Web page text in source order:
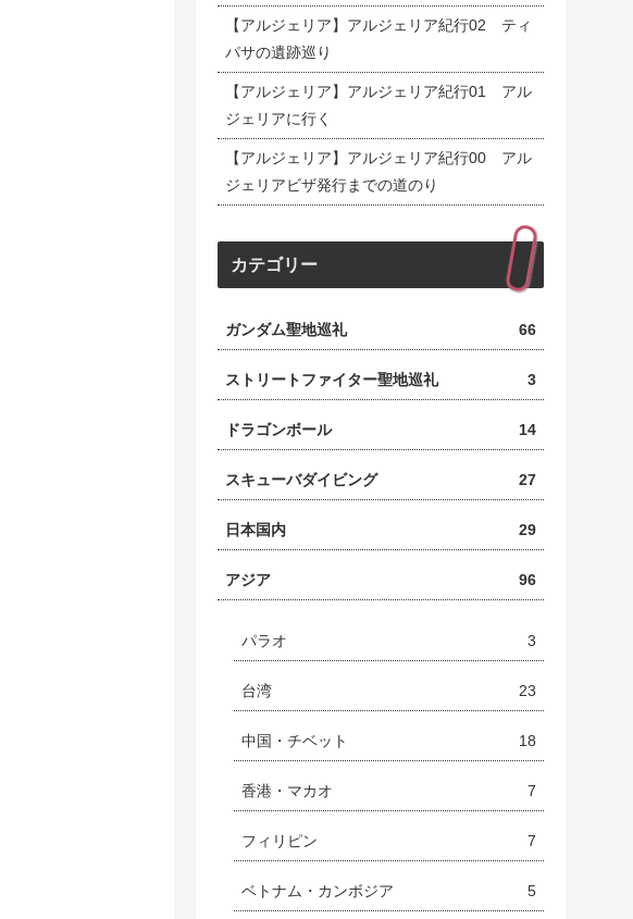
【アルジェリア】アルジェリア紀行02 ティ
パサの遺跡巡り
【アルジェリア】アルジェリア紀行01 アル
ジェリアに行く
【アルジェリア】アルジェリア紀行00 アル
ジェリアビザ発行までの道のり
カテゴリー
ガンダム聖地巡礼 66
ストリートファイター聖地巡礼 3
ドラゴンボール 14
スキューバダイビング 27
日本国内 29
アジア 96
パラオ 3
台湾 23
中国・チベット 18
香港・マカオ 7
フィリピン 7
ベトナム・カンボジア 5